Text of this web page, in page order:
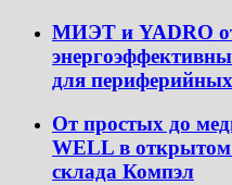
МИЭТ и YADRO
для
От простых до
WELL в открытом
склада Компэл